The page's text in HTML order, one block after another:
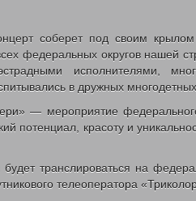
соберет под своим
федеральных округов нашей
исполнителями,
в дружных
— мероприятие
потенциал, красоту и
транслироваться на
телеоператора